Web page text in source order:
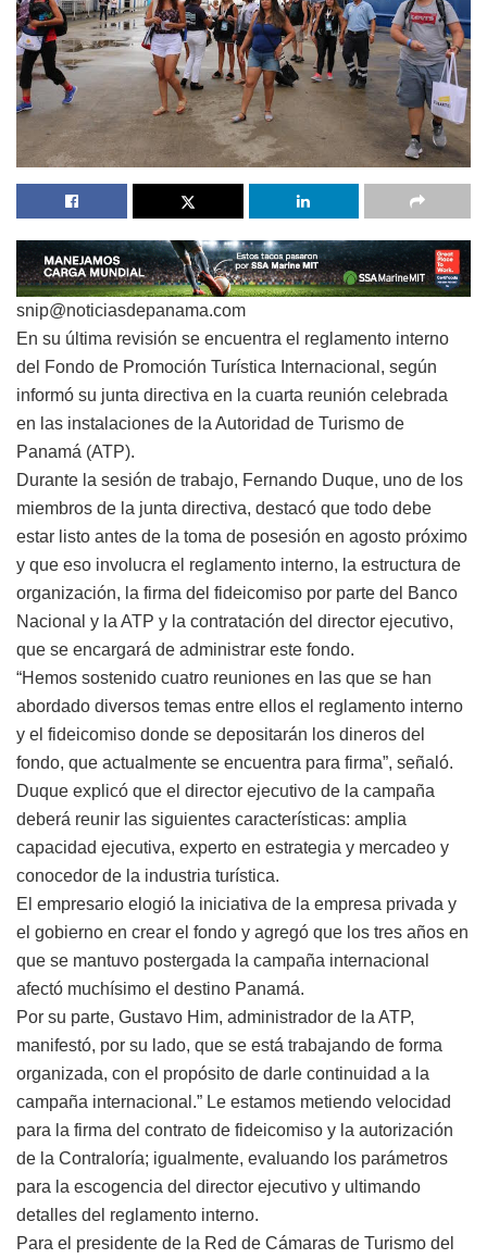
snip@noticiasdepanama.com
En su última revisión se encuentra el reglamento interno
del Fondo de Promoción Turística Internacional, según
informó su junta directiva en la cuarta reunión celebrada
en las instalaciones de la Autoridad de Turismo de
Panamá (ATP).
Durante la sesión de trabajo, Fernando Duque, uno de los
miembros de la junta directiva, destacó que todo debe
estar listo antes de la toma de posesión en agosto próximo
y que eso involucra el reglamento interno, la estructura de
organización, la firma del fideicomiso por parte del Banco
Nacional y la ATP y la contratación del director ejecutivo,
que se encargará de administrar este fondo.
“Hemos sostenido cuatro reuniones en las que se han
abordado diversos temas entre ellos el reglamento interno
y el fideicomiso donde se depositarán los dineros del
fondo, que actualmente se encuentra para firma”, señaló.
Duque explicó que el director ejecutivo de la campaña
deberá reunir las siguientes características: amplia
capacidad ejecutiva, experto en estrategia y mercadeo y
conocedor de la industria turística.
El empresario elogió la iniciativa de la empresa privada y
el gobierno en crear el fondo y agregó que los tres años en
que se mantuvo postergada la campaña internacional
afectó muchísimo el destino Panamá.
Por su parte, Gustavo Him, administrador de la ATP,
manifestó, por su lado, que se está trabajando de forma
organizada, con el propósito de darle continuidad a la
campaña internacional.” Le estamos metiendo velocidad
para la firma del contrato de fideicomiso y la autorización
de la Contraloría; igualmente, evaluando los parámetros
para la escogencia del director ejecutivo y ultimando
detalles del reglamento interno.
Para el presidente de la Red de Cámaras de Turismo del